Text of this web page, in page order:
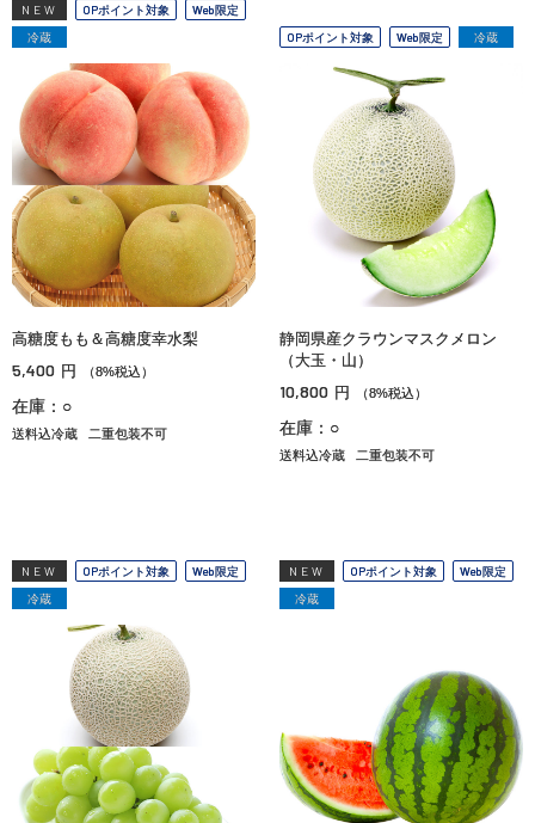
NEW OPポイント対象
Web限定
冷蔵
高糖度もも＆高糖度幸水梨
5,400 円 （8%税込）
在庫：○
送料込冷蔵 二重包装不可
OPポイント対象 Web限定 冷蔵
静岡県産クラウンマスクメロン
（大玉・山）
10,800 円 （8%税込）
在庫：○
送料込冷蔵 二重包装不可
NEW OPポイント対象
Web限定
冷蔵
NEW OPポイント対象
Web限定
冷蔵